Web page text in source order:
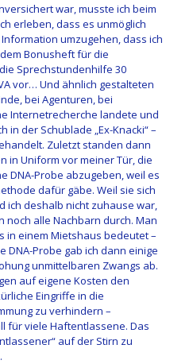
war, musste ich beim
erleben, dass es unmöglich
umzugehen, dass ich
Bonusheft für die
Sprechstundenhilfe 30
vor… Und ähnlich gestalteten
bei Agenturen, bei
Internetrecherche landete und
in der Schublade „Ex-Knacki“ –
Zuletzt standen dann
in Uniform vor meiner Tür, die
DNA-Probe abzugeben, weil es
dafür gäbe. Weil sie sich
ich deshalb nicht zuhause war,
noch alle Nachbarn durch. Man
in einem Mietshaus bedeutet –
DNA-Probe gab ich dann einige
unmittelbaren Zwangs ab.
auf eigene Kosten den
Eingriffe in die
zu verhindern –
für viele Haftentlassene. Das
auf der Stirn zu